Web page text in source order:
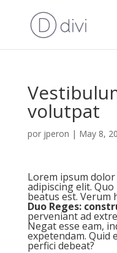
volutpat
por jperon | May 8,
Lorem ipsum
adipiscing elit.
beatus est. Verum
Duo Reges:
perveniant ad
Negat esse eam,
expetendam. Quid
perfici debeat?